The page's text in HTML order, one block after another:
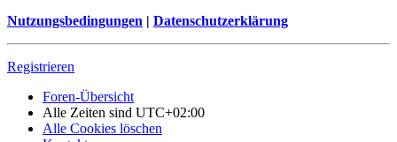
Nutzungsbedingungen | Datenschutzerklärung
Registrieren
Foren-Übersicht
Alle Zeiten sind UTC+02:00
Alle Cookies löschen